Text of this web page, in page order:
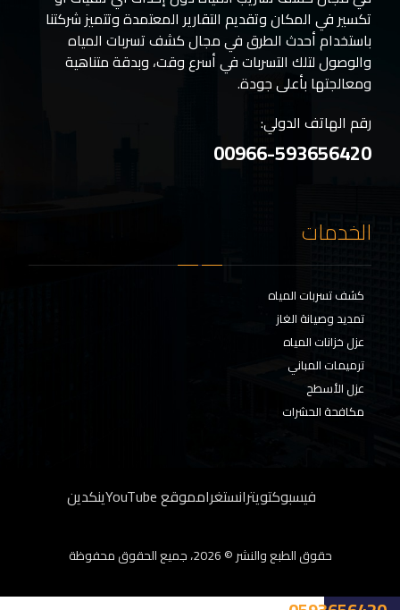
تكسير في المكان وتقديم التقارير المعتمدة وتتميز شركتنا
باستخدام أحدث الطرق في مجال كشف تسربات المياه
والوصول لتلك التسربات في أسرع وقت، وبدقة متناهية
ومعالجتها بأعلى جودة.
رقم الهاتف الدولي:
00966-593656420
الخدمات
كشف تسربات المياه
تمديد وصيانة الغاز
عزل خزانات المياه
ترميمات المباني
عزل الأسطح
مكافحة الحشرات
فيسبوكتويترانستغرامموقع YouTube ينكدين
حقوق الطبع والنشر © 2026، جميع الحقوق محفوظة